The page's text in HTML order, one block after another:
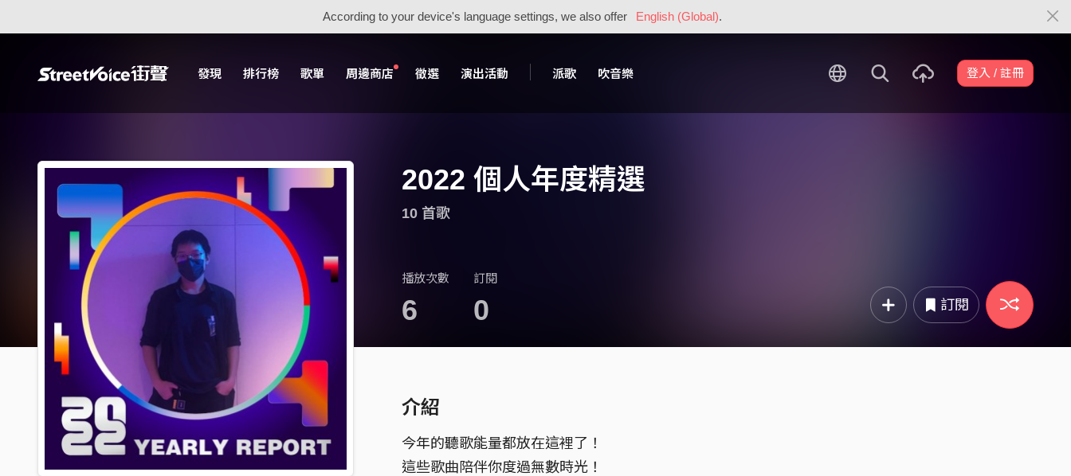
According to your device's language settings, we also offer English (Global).
發現 排行榜 歌單 周邊商店 徵選 演出活動 派歌 吹音樂 登入 / 註冊
2022 個人年度精選
10 首歌
播放次數
6
訂閱
0 訂閱
介紹
今年的聽歌能量都放在這裡了！
這些歌曲陪伴你度過無數時光！